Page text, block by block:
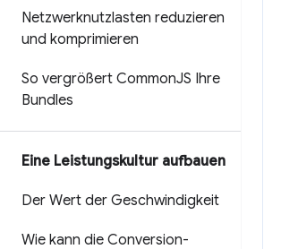
Netzwerknutzlasten reduzieren
und komprimieren
So vergrößert CommonJS Ihre
Bundles
Eine Leistungskultur aufbauen
Der Wert der Geschwindigkeit
Wie kann die Conversion-